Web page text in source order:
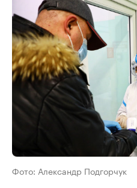
Фото: Александр Подгорчук